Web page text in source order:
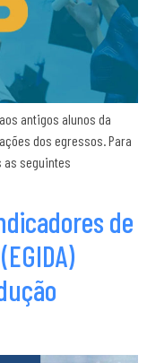
antigos alunos da
dos egressos. Para
as seguintes
de